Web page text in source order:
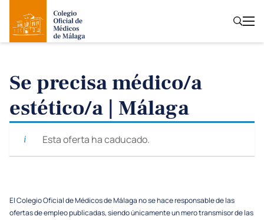
Se precisa médico/a
estético/a | Málaga
Esta oferta ha caducado.
El Colegio Oficial de Médicos de Málaga no se hace responsable de las
ofertas de empleo publicadas, siendo únicamente un mero transmisor de las